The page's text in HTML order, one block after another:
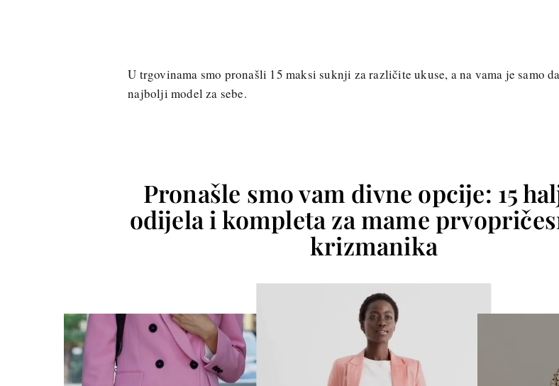
U trgovinama smo pronašli 15 maksi suknji za različite ukuse, a na vama je samo
najbolji model za sebe.
Pronašle smo vam divne opcije: 15
odijela i kompleta za mame
krizmanika